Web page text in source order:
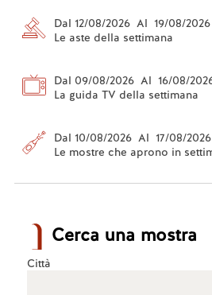
Dal 12/08/2026 Al 19/08/2026
Le aste della settimana
Dal 09/08/2026 Al 16/08/
La guida TV della settimana
Dal 10/08/2026 Al 17/08/2026
Le mostre che aprono in
Cerca una mostra
Città